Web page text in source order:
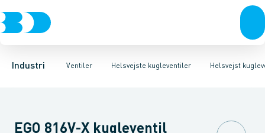
Industri Ventiler
VentilerRustfrit stål Sort stålGalvaniseret stål PlastIndustri
Helsvejste kugleventiler
3-Delte kugleventiler 2-Delte kugleventiler3-VejsHelsvejst
Helsvejst kugleventiler type Vexve XHelsvejst kugleventiler
EGO 816V-X kugleventil